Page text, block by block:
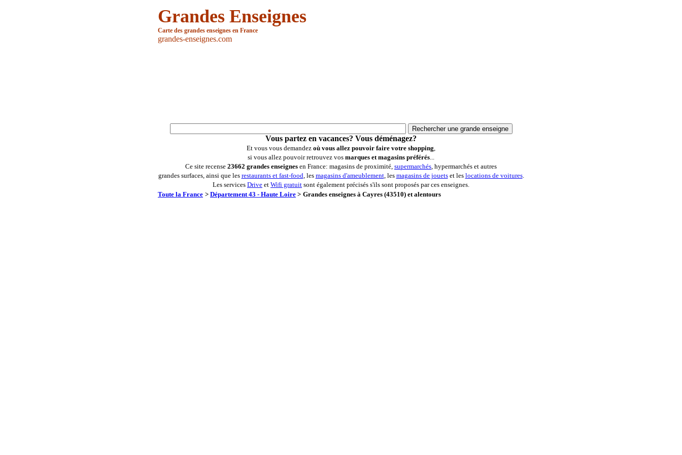
Grandes Enseignes
Carte des grandes enseignes en France
grandes-enseignes.com
Vous partez en vacances? Vous déménagez?
Et vous vous demandez où vous allez pouvoir faire votre shopping,
si vous allez pouvoir retrouvez vos marques et magasins préférés...
Ce site recense 23662 grandes enseignes en France: magasins de proximité, supermarchés, hypermarchés et autres
grandes surfaces, ainsi que les restaurants et fast-food, les magasins d'ameublement, les magasins de jouetset les locations de voitures.
Les services Drive et Wifi gratuit sont également précisés s'ils sont proposés par ces enseignes.
Toute la France > Département 43 - Haute Loire > Grandes enseignes à Cayres (43510) et alentours